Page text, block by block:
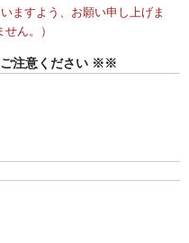
ますよう、お願い申し上げま
ん。）
注意ください ※※